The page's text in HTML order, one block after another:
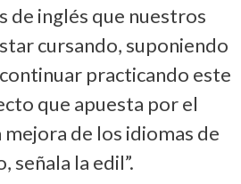
de inglés que nuestros
cursando, suponiendo
practicando este
que apuesta por el
de los idiomas de
señala la edil”.